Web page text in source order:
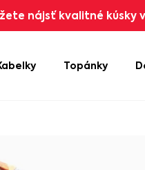
nájsť kvalitné
Topánky